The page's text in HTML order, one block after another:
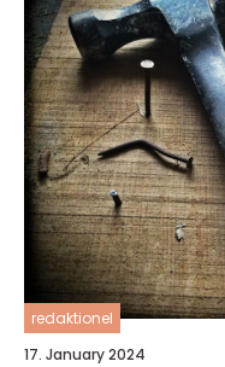
redaktionel
17. January 2024